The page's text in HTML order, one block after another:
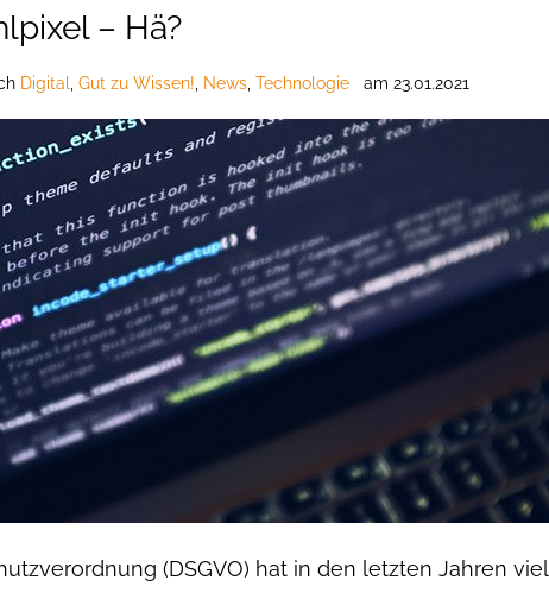
– Hä?
Digital Gut zu Wissen! News Technologie am 23.01.2021
(DSGVO) hat in den letzten Jahren viel